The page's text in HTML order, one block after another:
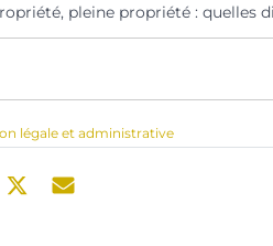
pleine propriété : quelles
légale et administrative